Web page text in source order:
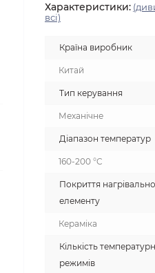
Характеристики:
всі)
Країна виробник
Китай
Тип керування
Механічне
Діапазон температур
160-200 °C
Покриття
елементу
Кераміка
Кількість
режимів